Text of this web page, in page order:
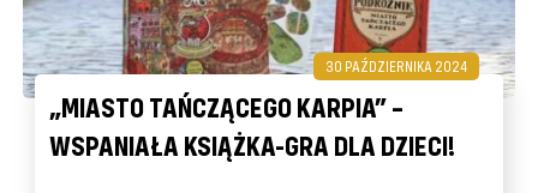
30 PAŹDZIERNIKA 2024
„MIASTO TAŃCZĄCEGO KARPIA” –
WSPANIAŁA KSIĄŻKA-GRA DLA DZIECI!